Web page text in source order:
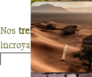
Nostreks en Equateur
incroyable diversité.
En effet, votre